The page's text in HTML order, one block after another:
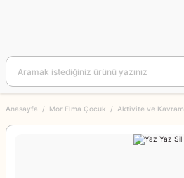
Anasayfa Mor Elma Çocuk Aktivite ve Kavram